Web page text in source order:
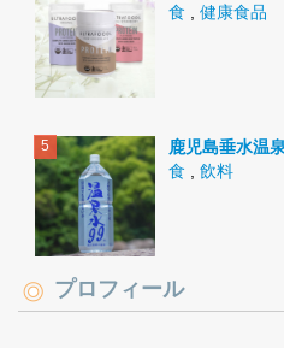
食 , 健康食品
鹿児島垂水温
食 , 飲料
プロフィール